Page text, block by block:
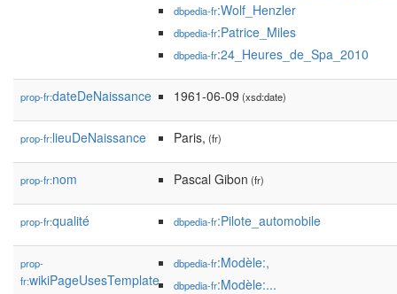
dbpedia-fr:Wolf_Henzler
dbpedia-fr:Patrice_Miles
dbpedia-fr:24_Heures_de_Spa_2010
prop-fr:dateDeNaissance 1961-06-09 (xsd:date)
prop-fr:lieuDeNaissance Paris, (fr)
prop-fr:nom Pascal Gibon (fr)
prop-fr:qualité dbpedia-fr:Pilote_automobile
prop-
fr:wikiPageUsesTemplate
dbpedia-fr:Modèle:,
dbpedia-fr:Modèle:...